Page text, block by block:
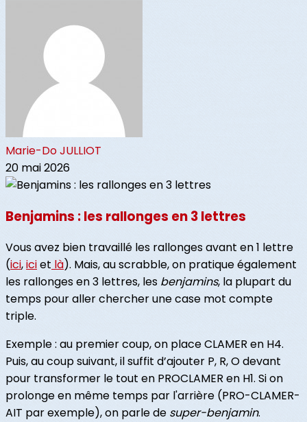
Marie-Do JULLIOT
20 mai 2026
Benjamins : les rallonges en 3 lettres
Vous avez bien travaillé les rallonges avant en 1 lettre
(ici,iciet là). Mais, au scrabble, on pratique également
les rallonges en 3 lettres, les benjamins, la plupart du
temps pour aller chercher une case mot compte
triple.
Exemple : au premier coup, on place CLAMER en H4.
Puis, au coup suivant, il suffit d’ajouter P, R, O devant
pour transformer le tout en PROCLAMER en H1. Si on
prolonge en même temps par l'arrière (PRO-CLAMER-
AIT par exemple), on parle de super-benjamin.